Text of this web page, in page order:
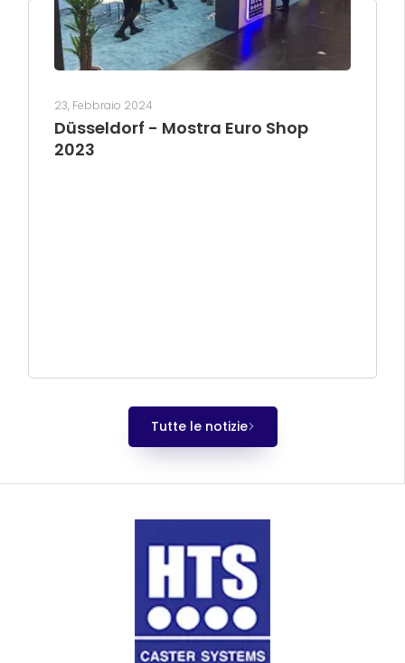
23, Febbraio 2024
Düsseldorf - Mostra Euro Shop
2023
Tutte le notizie